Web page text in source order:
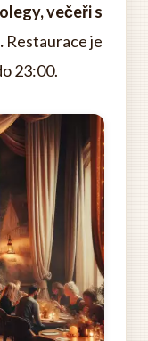
večeři s
Restaurace je
23:00.